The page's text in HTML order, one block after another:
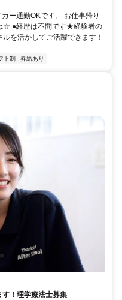
ー通勤OKです。 お仕事帰り
☆ ●経歴は不問です★経験者の
を活かしてご活躍できます！
ト制 昇給あり
！理学療法士募集